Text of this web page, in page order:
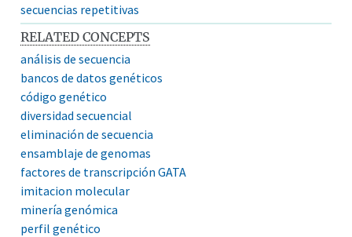
secuencias repetitivas
RELATED CONCEPTS
análisis de secuencia
bancos de datos genéticos
código genético
diversidad secuencial
eliminación de secuencia
ensamblaje de genomas
factores de transcripción GATA
imitacion molecular
minería genómica
perfil genético